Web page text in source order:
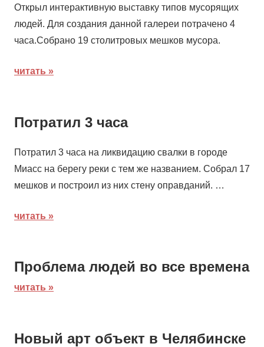
Открыл интерактивную выставку типов мусорящих
людей. Для создания данной галереи потрачено 4
часа.Собрано 19 столитровых мешков мусора.
читать
Потратил 3 часа
Потратил 3 часа на ликвидацию свалки в городе
Миасс на берегу реки с тем же названием. Собрал 17
мешков и построил из них стену оправданий. …
читать
Проблема людей во все времена
читать
Новый арт объект в Челябинске